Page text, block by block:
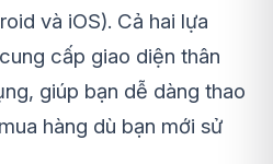
và iOS). Cả hai lựa
cấp giao diện thân
giúp bạn dễ dàng thao
hàng dù bạn mới sử